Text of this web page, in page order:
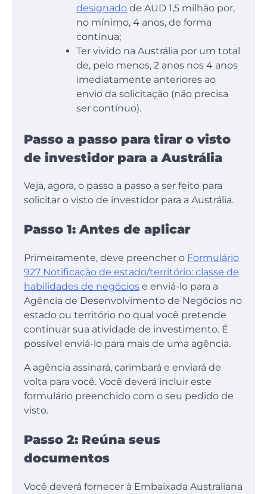
designado de AUD 1,5 milhão por,
no mínimo, 4 anos, de forma
contínua;
Ter vivido na Austrália por um total
de, pelo menos, 2 anos nos 4 anos
imediatamente anteriores ao
envio da solicitação (não precisa
ser contínuo).
Passo a passo para tirar o visto
de investidor para a Austrália
Veja, agora, o passo a passo a ser feito para
solicitar o visto de investidor para a Austrália.
Passo 1: Antes de aplicar
Primeiramente, deve preencher o Formulário
927 Notificação de estado/território: classe de
habilidades de negócios e enviá-lo para a
Agência de Desenvolvimento de Negócios no
estado ou território no qual você pretende
continuar sua atividade de investimento. É
possível enviá-lo para mais de uma agência.
A agência assinará, carimbará e enviará de
volta para você. Você deverá incluir este
formulário preenchido com o seu pedido de
visto.
Passo 2: Reúna seus
documentos
Você deverá fornecer à Embaixada Australiana